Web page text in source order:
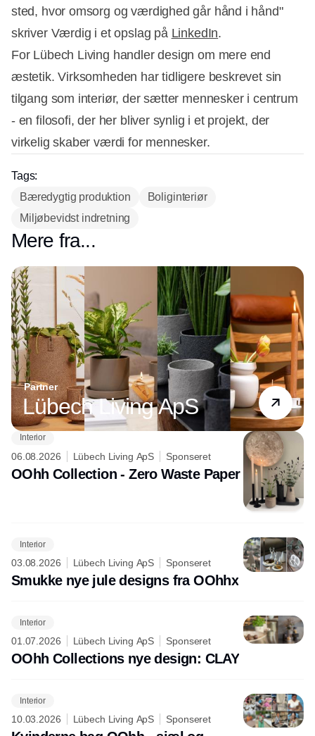
sted, hvor omsorg og værdighed går hånd i hånd"
skriver Værdig i et opslag på LinkedIn.
For Lübech Living handler design om mere end
æstetik. Virksomheden har tidligere beskrevet sin
tilgang som interiør, der sætter mennesker i centrum
- en filosofi, der her bliver synlig i et projekt, der
virkelig skaber værdi for mennesker.
Tags:
Bæredygtig produktion
Boliginteriør
Miljøbevidst indretning
Mere fra...
Partner
Lübech Living ApS
Interior
06.08.2026 Lübech Living ApS Sponseret
OOhh Collection - Zero Waste Paper
Interior
03.08.2026 Lübech Living ApS Sponseret
Smukke nye jule designs fra OOhhx
Interior
01.07.2026 Lübech Living ApS Sponseret
OOhh Collections nye design: CLAY
Interior
10.03.2026 Lübech Living ApS Sponseret